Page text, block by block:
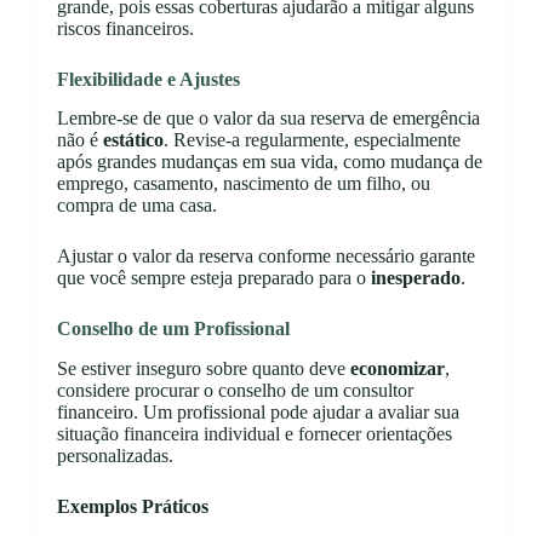
grande, pois essas coberturas ajudarão a mitigar alguns
riscos financeiros.
Flexibilidade e Ajustes
Lembre-se de que o valor da sua reserva de emergência
não é estático. Revise-a regularmente, especialmente
após grandes mudanças em sua vida, como mudança de
emprego, casamento, nascimento de um filho, ou
compra de uma casa.
Ajustar o valor da reserva conforme necessário garante
que você sempre esteja preparado para o inesperado.
Conselho de um Profissional
Se estiver inseguro sobre quanto deve economizar,
considere procurar o conselho de um consultor
financeiro. Um profissional pode ajudar a avaliar sua
situação financeira individual e fornecer orientações
personalizadas.
Exemplos Práticos